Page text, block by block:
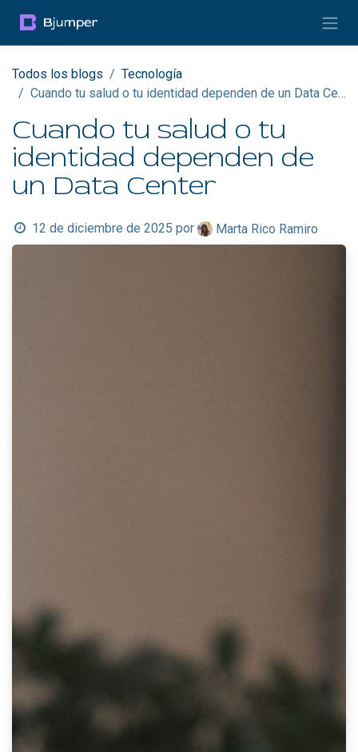
Todos los blogs
Tecnología
Cuando tu salud o tu identidad dependen de un Data Center
Cuando tu salud o tu
identidad dependen de
un Data Center
12 de diciembre de 2025 por Marta Rico Ramiro